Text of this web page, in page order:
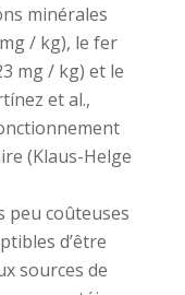
minérales
/ kg), le fer
mg / kg) et le
et al.,
(Klaus-Helge
peu coûteuses
d’être
sources de